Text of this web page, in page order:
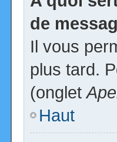
de
Il vous
plus tard.
(onglet
Haut